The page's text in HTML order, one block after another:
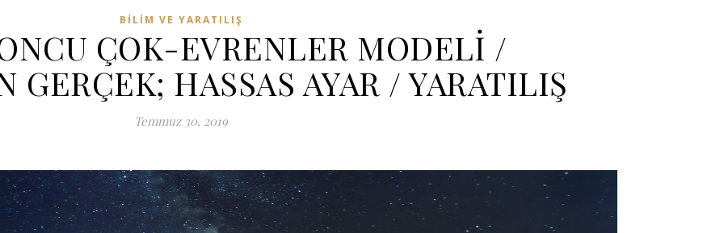
BILIM VE YARATILIŞ
ÇOK-EVRENLER MODELİ /
GERÇEK; HASSAS AYAR / YARATILIŞ
Temmuz 30, 2019